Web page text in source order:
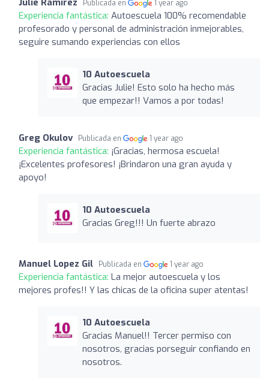
Publicada en 1 year ago
Experiencia fantástica: Autoescuela 100% recomendable
profesorado y personal de administración inmejorables,
seguire sumando experiencias con ellos
10 Autoescuela
Gracias Julie! Esto solo ha hecho más
que empezar!! Vamos a por todas!
Greg Okulov Publicada en 1 year ago
Experiencia fantástica: ¡Gracias, hermosa escuela!
¡Excelentes profesores! ¡Brindaron una gran ayuda y
apoyo!
10 Autoescuela
Gracias Greg!!! Un fuerte abrazo
Manuel Lopez Gil Publicada en 1 year ago
Experiencia fantástica: La mejor autoescuela y los
mejores profes!! Y las chicas de la oficina super atentas!
10 Autoescuela
Gracias Manuel!! Tercer permiso con
nosotros, gracias porseguir confiando en
nosotros.